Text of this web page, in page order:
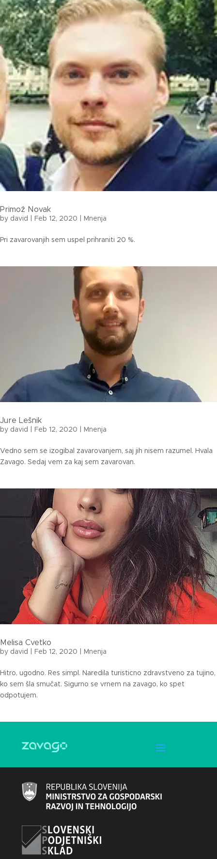
Primož Novak
by david Feb 12, 2020 Mnenja
Pri zavarovanjih sem uspel prihraniti 20 %.
Jure Lešnik
by david Feb 12, 2020 Mnenja
Vedno sem se izogibal zavarovanjem, saj jih nisem razumel. Hvala
Zavago. Sedaj vem za kaj sem zavarovan.
Melisa Cvetko
by david Feb 12, 2020 Mnenja
Hitro, ugodno. Res simpl. Naredila turisticno zdravstveno za tujino,
ko sem šla smučat. Sigurno se vrnem na zavago, ko spet
odpotujem.